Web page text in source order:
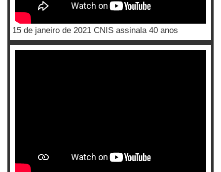
15 de janeiro de 2021 CNIS assinala 40 anos